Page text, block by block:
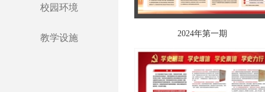
校园环境
教学设施 2024年第一期